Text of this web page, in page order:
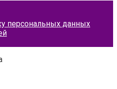
персональных данных